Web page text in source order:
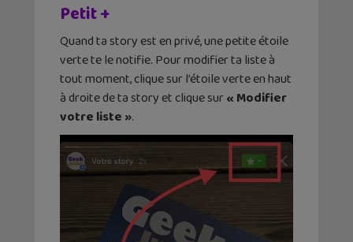
Petit +
Quand ta story est en privé, une petite étoile
verte te le notifie. Pour modifier ta liste à
tout moment, clique sur l’étoile verte en haut
à droite de ta story et clique sur« Modifier
votre liste ».